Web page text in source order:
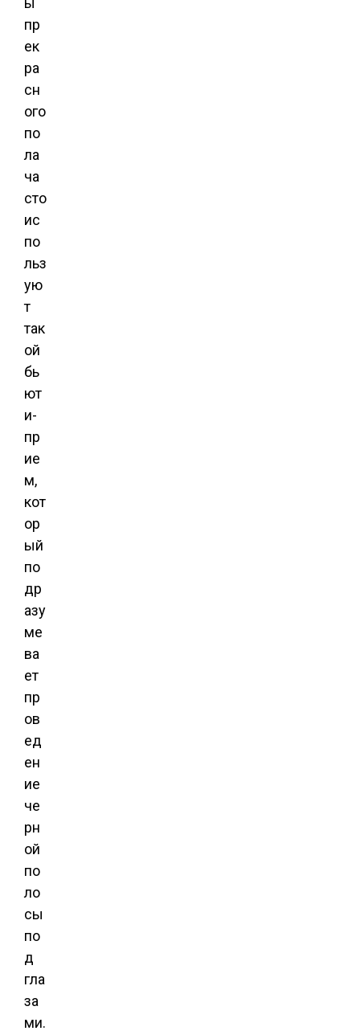
пр
ек
ра
сн
ого
по
ла
ча
сто
ис
по
льз
ую
т
так
ой
бь
ют
и-
пр
ие
м,
кот
ор
ый
по
др
азу
ме
ва
ет
пр
ов
ед
ен
ие
че
рн
ой
по
ло
сы
по
д
гла
за
ми.